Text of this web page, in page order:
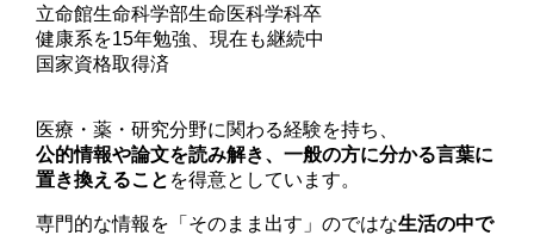
立命館生命科学部生命医科学科卒
健康系を15年勉強、現在も継続中
国家資格取得済
医療・薬・研究分野に関わる経験を持ち、
公的情報や論文を読み解き、一般の方に分かる言葉に
置き換えること を得意としています。
専門的な情報を「そのまま出す」のではな生活の中で